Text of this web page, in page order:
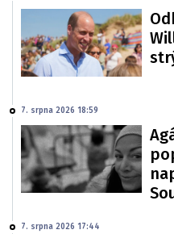
7. srpna 2026 18:59
7. srpna 2026 17:44